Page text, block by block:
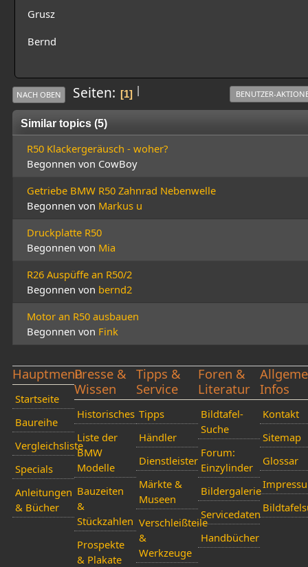
Grusz
Bernd
|
NACH OBEN Seiten 1 BENUTZER-
Similar topics (5)
R50 Klackergeräusch - woher?
Begonnen von CowBoy
Getriebe BMW R50 Zahnrad Nebenwelle
Begonnen von Markus u
Druckplatte R50
Begonnen von Mia
R26 Auspüffe an R50/2
Begonnen von bernd2
Motor an R50 ausbauen
Begonnen von Fink
Hauptmenü
Startseite
Baureihe
Vergleichsliste
Specials
Anleitungen
& Bücher
Presse &
Wissen
Historisches
Liste der
BMW
Modelle
Bauzeiten
&
Stückzahlen
Prospekte
& Plakate
Tipps &
Service
Tipps
Händler
Dienstleister
Märkte &
Museen
Verschleißteile
&
Werkzeuge
Foren &
Literatur
Bildtafel-
Suche
Forum:
Einzylinder
Bildergalerie
Servicedaten
Handbücher
Infos
Kontakt
Sitemap
Glossar